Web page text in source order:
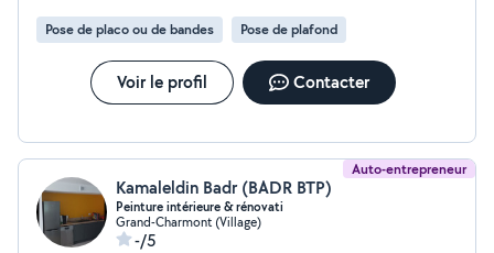
Pose de placo ou de bandes Pose de plafond
Voir le profil Contacter
Auto-entrepreneur
Kamaleldin Badr (BADR BTP)
Peinture intérieure & rénovati
Grand-Charmont (Village)
-/5